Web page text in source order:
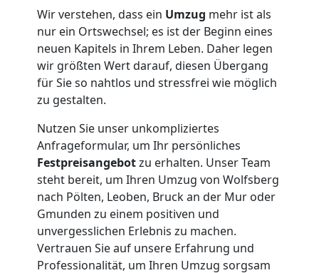
Wir verstehen, dass ein Umzug mehr ist als
nur ein Ortswechsel; es ist der Beginn eines
neuen Kapitels in Ihrem Leben. Daher legen
wir größten Wert darauf, diesen Übergang
für Sie so nahtlos und stressfrei wie möglich
zu gestalten.
Nutzen Sie unser unkompliziertes
Anfrageformular, um Ihr persönliches
Festpreisangebotzu erhalten. Unser Team
steht bereit, um Ihren Umzug von Wolfsberg
nach Pölten, Leoben, Bruck an der Mur oder
Gmunden zu einem positiven und
unvergesslichen Erlebnis zu machen.
Vertrauen Sie auf unsere Erfahrung und
Professionalität, um Ihren Umzug sorgsam
Wolfsberg
Mann
LKW
Möbellift
Wolfsberg